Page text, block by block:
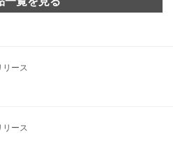
ース
ース